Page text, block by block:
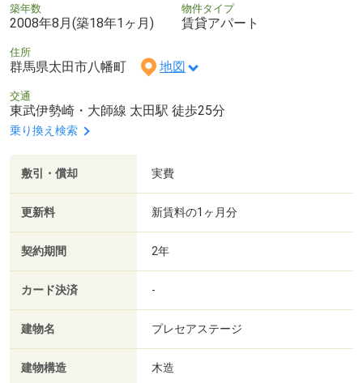
築年数
2008年8月(築18年1ヶ月)
物件タイプ
賃貸アパート
住所
群馬県太田市八幡町 地図
交通
東武伊勢崎・大師線 太田駅 徒歩25分
乗り換え検索
敷引・償却 実費
更新料 新賃料の1ヶ月分
契約期間 2年
カード決済 -
建物名 プレセアステージ
建物構造 木造